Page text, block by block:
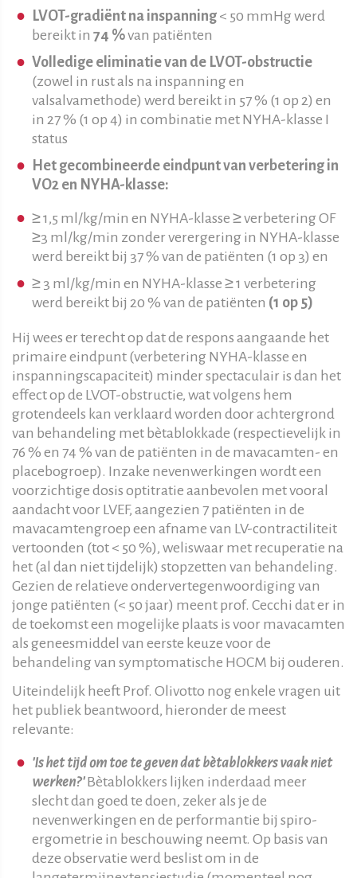
LVOT-gradiënt na inspanning < 50 mmHg werd
bereikt in 74 %van patiënten
Volledige eliminatie van de LVOT-obstructie
(zowel in rust als na inspanning en
valsalvamethode) werd bereikt in 57 % (1 op 2) en
in 27 % (1 op 4) in combinatie met NYHA-klasse I
status
Het gecombineerde eindpunt van verbetering in
VO2 en NYHA-klasse:
≥ 1,5 ml/kg/min en NYHA-klasse ≥ verbetering OF
≥3 ml/kg/min zonder verergering in NYHA-klasse
werd bereikt bij 37 % van de patiënten (1 op 3) en
≥ 3 ml/kg/min en NYHA-klasse ≥ 1 verbetering
werd bereikt bij 20 % van de patiënten (1 op 5)
Hij wees er terecht op dat de respons aangaande het
primaire eindpunt (verbetering NYHA-klasse en
inspanningscapaciteit) minder spectaculair is dan het
effect op de LVOT-obstructie, wat volgens hem
grotendeels kan verklaard worden door achtergrond
van behandeling met bètablokkade (respectievelijk in
76 % en 74 % van de patiënten in de mavacamten- en
placebogroep). Inzake nevenwerkingen wordt een
voorzichtige dosis optitratie aanbevolen met vooral
aandacht voor LVEF, aangezien 7 patiënten in de
mavacamtengroep een afname van LV-contractiliteit
vertoonden (tot < 50 %), weliswaar met recuperatie na
het (al dan niet tijdelijk) stopzetten van behandeling.
Gezien de relatieve ondervertegenwoordiging van
jonge patiënten (< 50 jaar) meent prof. Cecchi dat er in
de toekomst een mogelijke plaats is voor mavacamten
als geneesmiddel van eerste keuze voor de
behandeling van symptomatische HOCM bij ouderen.
Uiteindelijk heeft Prof. Olivotto nog enkele vragen uit
het publiek beantwoord, hieronder de meest
relevante:
'Is het tijd om toe te geven dat bètablokkers vaak niet
werken?'Bètablokkers lijken inderdaad meer
slecht dan goed te doen, zeker als je de
nevenwerkingen en de performantie bij spiro-
ergometrie in beschouwing neemt. Op basis van
deze observatie werd beslist om in de